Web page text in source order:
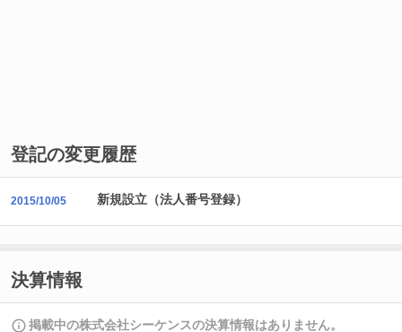
登記の変更履歴
2015/10/05 新規設立（法人番号登録）
決算情報
掲載中の株式会社シーケンスの決算情報はありません。